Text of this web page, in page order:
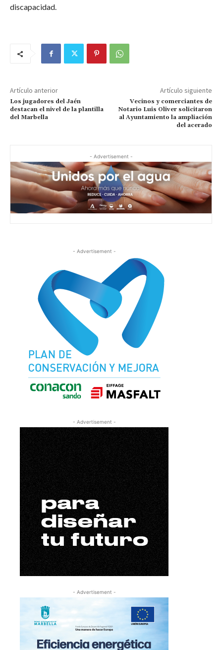
discapacidad.
Artículo anterior
Los jugadores del Jaén
destacan el nivel de la plantilla
del Marbella
Artículo siguiente
Vecinos y comerciantes de
Notario Luis Oliver solicitaron
al Ayuntamiento la ampliación
del acerado
- Advertisement -
- Advertisement -
- Advertisement -
- Advertisement -